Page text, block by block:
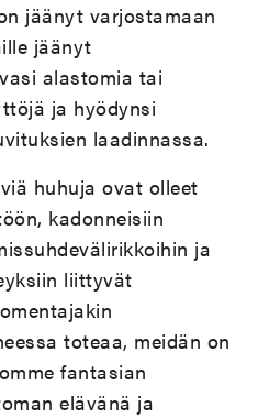
jäänyt varjostamaan
jäänyt
alastomia tai
ja hyödynsi
laadinnassa.
huhuja ovat olleet
kadonneisiin
ja
liittyvät
toteaa, meidän on
fantasian
elävänä ja